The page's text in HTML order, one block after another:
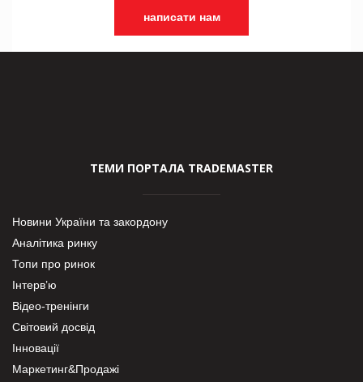
написати нам
ТЕМИ ПОРТАЛА TRADEMASTER
Новини України та закордону
Аналітика ринку
Топи про ринок
Інтерв’ю
Відео-тренінги
Світовий досвід
Інновації
Маркетинг&Продажі